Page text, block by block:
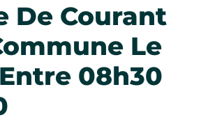
De Courant
Le
08h30